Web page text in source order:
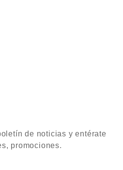
de noticias y entérate
promociones.